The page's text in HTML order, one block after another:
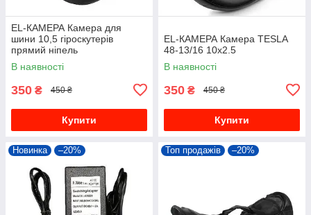
EL-КАМЕРА Камера для
шини 10,5 гіроскутерів
прямий ніпель
В наявності
350 ₴ 450 ₴
Купити
EL-КАМЕРА Камера TESLA
48-13/16 10x2.5
В наявності
350 ₴ 450 ₴
Купити
Новинка –20% Топ продажів –20%